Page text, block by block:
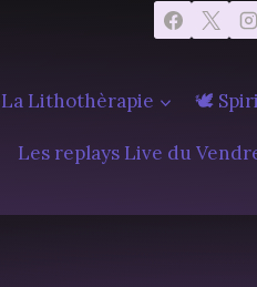
Lithothèrapie 🕊️
Les replays Live du